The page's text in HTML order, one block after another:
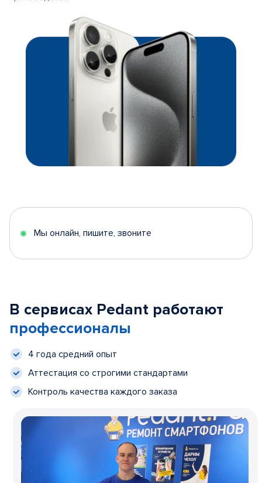
Мы онлайн, пишите, звоните
В сервисах Pedant работают
профессионалы
4 года средний опыт
Аттестация со строгими стандартами
Контроль качества каждого заказа